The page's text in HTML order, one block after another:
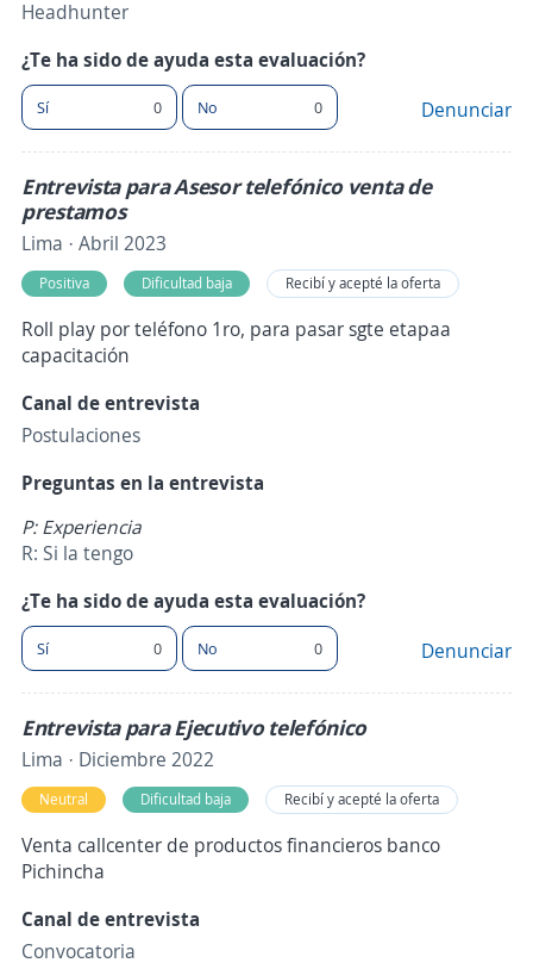
Headhunter
¿Te ha sido de ayuda esta evaluación?
Sí 0 No 0 Denunciar
Entrevista para Asesor telefónico venta de
prestamos
Lima · Abril 2023
Positiva Dificultad baja Recibí y acepté la oferta
Roll play por teléfono 1ro, para pasar sgte etapaa
capacitación
Canal de entrevista
Postulaciones
Preguntas en la entrevista
P: Experiencia
R: Si la tengo
¿Te ha sido de ayuda esta evaluación?
Sí 0 No 0 Denunciar
Entrevista para Ejecutivo telefónico
Lima · Diciembre 2022
Neutral Dificultad baja Recibí y acepté la oferta
Venta callcenter de productos financieros banco
Pichincha
Canal de entrevista
Convocatoria